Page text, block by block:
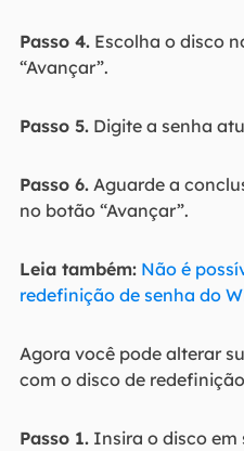
Passo 4.Escolha o disco
“Avançar”.
Passo 5.Digite a senha
Passo 6.Aguarde a
no botão “Avançar”.
Leia também: Não é
redefinição de senha do
Agora você pode alterar
com o disco de
Passo 1.Insira o disco em